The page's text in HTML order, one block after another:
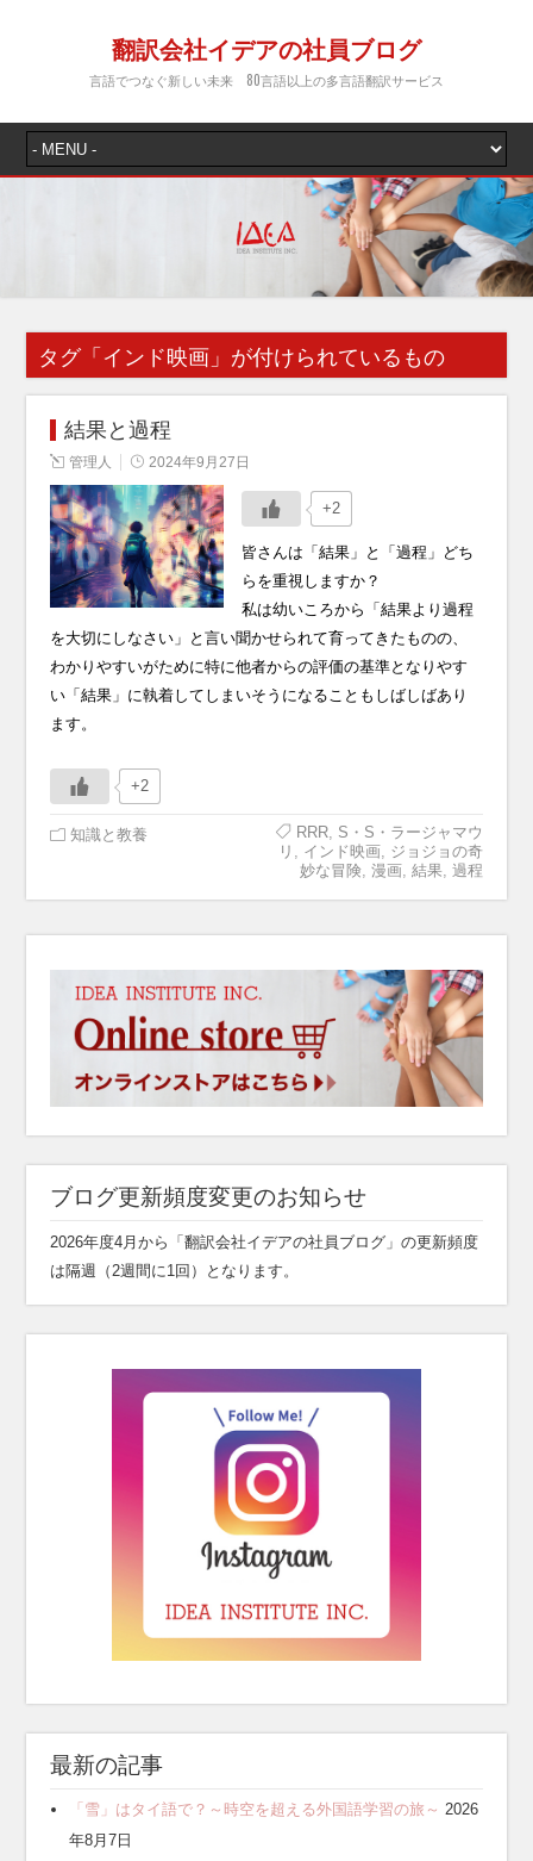
翻訳会社イデアの社員ブログ
言語でつなぐ新しい未来 80言語以上の多言語翻訳サービス
タグ「インド映画 」が付けられているもの
結果と過程
管理人 2024年9月27日
+2
皆さんは「結果」と「過程」どち
らを重視しますか？
私は幼いころから「結果より過程
を大切にしなさい」と言い聞かせられて育ってきたものの、
わかりやすいがために特に他者からの評価の基準となりやす
い「結果」に執着してしまいそうになることもしばしばあり
ます。
+2
知識と教養 RRR, S・S・ラージャマウ
リ
インド映画, ジョジョの奇
妙な冒険, 漫画, 結果, 過程
ブログ更新頻度変更のお知らせ
2026年度4月から「翻訳会社イデアの社員ブログ」の更新頻度
は隔週（2週間に1回）となります。
最新の記事
「雪」はタイ語で？～時空を超える外国語学習の旅～ 2026
年8月7日